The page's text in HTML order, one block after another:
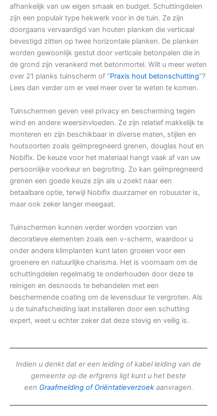
afhankelijk van uw eigen smaak en budget. Schuttingdelen
zijn een populair type hekwerk voor in de tuin. Ze zijn
doorgaans vervaardigd van houten planken die verticaal
bevestigd zitten op twee horizontale planken. De planken
worden gewoonlijk gestut door verticale betonpalen die in
de grond zijn verankerd met betonmortel. Wilt u meer weten
over 21 planks tuinscherm of “Praxis hout betonschutting“?
Lees dan verder om er veel meer over te weten te komen.
Tuinschermen geven veel privacy en bescherming tegen
wind en andere weersinvloeden. Ze zijn relatief makkelijk te
monteren en zijn beschikbaar in diverse maten, stijlen en
houtsoorten zoals geïmpregneerd grenen, douglas hout en
Nobifix. De keuze voor het materiaal hangt vaak af van uw
persoonlijke voorkeur en begroting. Zo kan geïmpregneerd
grenen een goede keuze zijn als u zoekt naar een
betaalbare optie, terwijl Nobifix duurzamer en robuuster is,
maar ook zeker langer meegaat.
Tuinschermen kunnen verder worden voorzien van
decoratieve elementen zoals een v-scherm, waardoor u
onder andere klimplanten kunt laten groeien voor een
groenere en natuurlijke charisma. Het is voornaam om de
schuttingdelen regelmatig te onderhouden door deze te
reinigen en desnoods te behandelen met een
beschermende coating om de levensduur te vergroten. Als
u de tuinafscheiding laat installeren door een schutting
expert, weet u echter zeker dat deze stevig en veilig is.
Indien u denkt dat er een leiding of kabel leiding van de
gemeente op de erfgrens ligt kunt u het beste
een Graafmelding of Oriëntatieverzoekaanvragen.